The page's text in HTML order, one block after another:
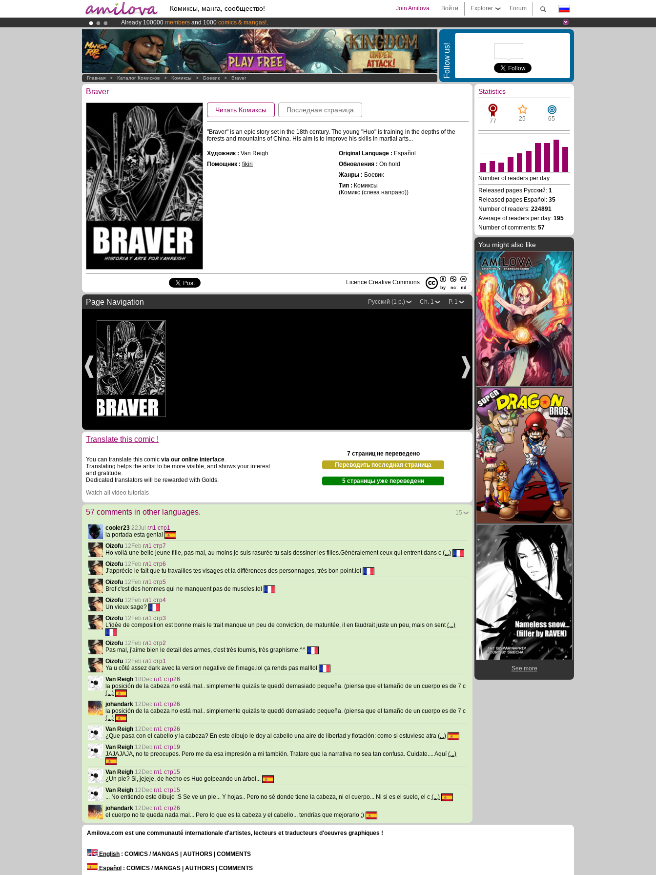
Комиксы, манга, сообщество! Forum
Explorer
Войти
Join Amilova
Already 100000 members and 1000 comics & mangas!.
AmilovaKickstarter is now LIVE!.
Premium membership from3.95 euros per month !Get membership now
Follow us!
Главная > Каталог Комисков > Комиксы > Боевик > Braver
Braver
Читать Комиксы Последная страница
"Braver" is an epic story set in the 18th century. The young "Huo" is training in the depths of the
forests and mountains of China. His aim is to improve his skills in martial arts...
Художник : Van Reigh
Помощник : fikiri
Original Language : Español
Обновления : On hold
Жанры : Боевик
Тип : Комиксы
(Комикс (слева направо))
Licence Creative Commons
by nc nd
P. 1
Ch. 1
Русский (1 p.)
Page Navigation
Translate this comic !
You can translate this comic via our online interface.
Translating helps the artist to be more visible, and shows your interest
and gratitude.
Dedicated translators will be rewarded with Golds.
Watch all video tutorials
7 страниц не переведено
Переводить последная страница
5 страницы уже переведени
15
57 comments in other languages.
cooler23 22Jul гл1 стр1
la portada esta genial
Oizofu 12Feb гл1 стр7
Ho voilà une belle jeune fille, pas mal, au moins je suis rasurée tu sais dessiner les filles.Généralement ceux qui entrent dans c (...)
Oizofu 12Feb гл1 стр6
J'apprécie le fait que tu travailles tes visages et la différences des personnages, très bon point.lol
Oizofu 12Feb гл1 стр5
Bref c'est des hommes qui ne manquent pas de muscles.lol
Oizofu 12Feb гл1 стр4
Un vieux sage?
Oizofu 12Feb гл1 стр3
L'idée de composition est bonne mais le trait manque un peu de conviction, de maturitée, il en faudrait juste un peu, mais on sent(...)
Oizofu 12Feb гл1 стр2
Pas mal, j'aime bien le detail des armes, c'est très fournis, très graphisme.^^
Oizofu 12Feb гл1 стр1
Ya u côté assez dark avec la version negative de l'image.lol ça rends pas mal!lol
Van Reigh 18Dec гл1 стр26
la posición de la cabeza no está mal.. simplemente quizás te quedó demasiado pequeña. (piensa que el tamaño de un cuerpo es de 7 c
(...)
johandark 12Dec гл1 стр26
la posición de la cabeza no está mal.. simplemente quizás te quedó demasiado pequeña. (piensa que el tamaño de un cuerpo es de 7 c
(...)
Van Reigh 12Dec гл1 стр26
¿Que pasa con el cabello y la cabeza? En este dibujo le doy al cabello una aire de libertad y flotación: como si estuviese atra (...)
Van Reigh 12Dec гл1 стр19
JAJAJAJA, no te preocupes. Pero me da esa impresión a mi también. Tratare que la narrativa no sea tan confusa. Cuidate.... Aquí (...)
Van Reigh 12Dec гл1 стр15
¿Un pie? Si, jejeje, de hecho es Huo golpeando un árbol...
Van Reigh 12Dec гл1 стр15
... No entiendo este dibujo :S Se ve un pie... Y hojas.. Pero no sé donde tiene la cabeza, ni el cuerpo... Ni si es el suelo, el c (...)
johandark 12Dec гл1 стр26
el cuerpo no te queda nada mal... Pero lo que es la cabeza y el cabello... tendrías que mejorarlo ;)
Statistics
77 25 65
Number of readers per day
Released pages Русский: 1
Released pages Español: 35
Number of readers: 224891
Average of readers per day: 195
Number of comments: 57
You might also like
See more
Amilova.com est une communauté internationale d'artistes, lecteurs et traducteurs d'oeuvres graphiques !
English : COMICS / MANGAS | AUTHORS | COMMENTS
Español : COMICS / MANGAS | AUTHORS | COMMENTS